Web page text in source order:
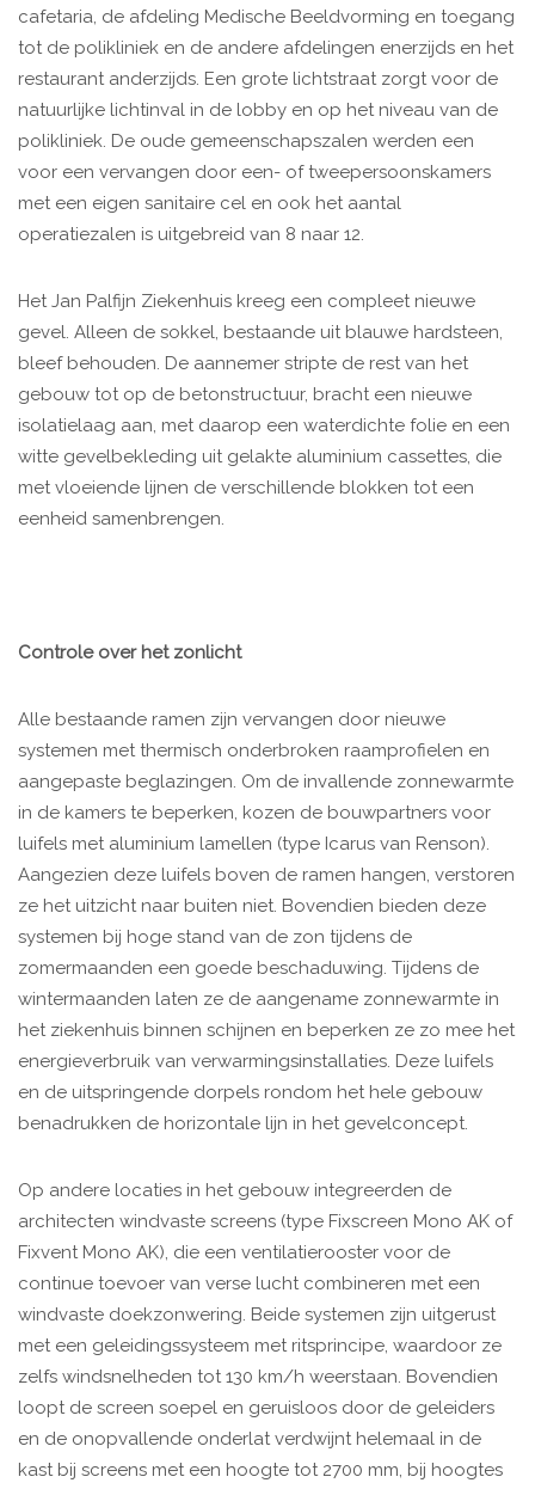
cafetaria, de afdeling Medische Beeldvorming en toegang
tot de polikliniek en de andere afdelingen enerzijds en het
restaurant anderzijds. Een grote lichtstraat zorgt voor de
natuurlijke lichtinval in de lobby en op het niveau van de
polikliniek. De oude gemeenschapszalen werden een
voor een vervangen door een- of tweepersoonskamers
met een eigen sanitaire cel en ook het aantal
operatiezalen is uitgebreid van 8 naar 12.
Het Jan Palfijn Ziekenhuis kreeg een compleet nieuwe
gevel. Alleen de sokkel, bestaande uit blauwe hardsteen,
bleef behouden. De aannemer stripte de rest van het
gebouw tot op de betonstructuur, bracht een nieuwe
isolatielaag aan, met daarop een waterdichte folie en een
witte gevelbekleding uit gelakte aluminium cassettes, die
met vloeiende lijnen de verschillende blokken tot een
eenheid samenbrengen.
Controle over het zonlicht
Alle bestaande ramen zijn vervangen door nieuwe
systemen met thermisch onderbroken raamprofielen en
aangepaste beglazingen. Om de invallende zonnewarmte
in de kamers te beperken, kozen de bouwpartners voor
luifels met aluminium lamellen (type Icarus van Renson).
Aangezien deze luifels boven de ramen hangen, verstoren
ze het uitzicht naar buiten niet. Bovendien bieden deze
systemen bij hoge stand van de zon tijdens de
zomermaanden een goede beschaduwing. Tijdens de
wintermaanden laten ze de aangename zonnewarmte in
het ziekenhuis binnen schijnen en beperken ze zo mee het
energieverbruik van verwarmingsinstallaties. Deze luifels
en de uitspringende dorpels rondom het hele gebouw
benadrukken de horizontale lijn in het gevelconcept.
Op andere locaties in het gebouw integreerden de
architecten windvaste screens (type Fixscreen Mono AK of
Fixvent Mono AK), die een ventilatierooster voor de
continue toevoer van verse lucht combineren met een
windvaste doekzonwering. Beide systemen zijn uitgerust
met een geleidingssysteem met ritsprincipe, waardoor ze
zelfs windsnelheden tot 130 km/h weerstaan. Bovendien
loopt de screen soepel en geruisloos door de geleiders
en de onopvallende onderlat verdwijnt helemaal in de
kast bij screens met een hoogte tot 2700 mm, bij hoogtes